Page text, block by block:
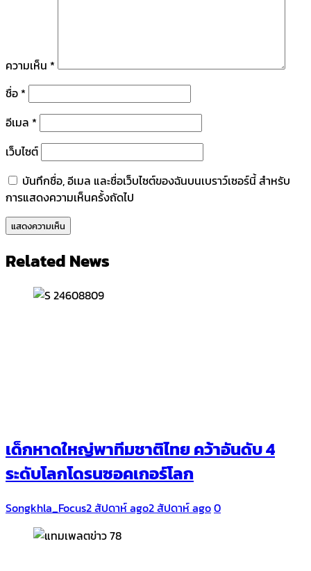
ความเห็น *
ชื่อ *
อีเมล *
เว็บไซต์
บันทึกชื่อ, อีเมล และชื่อเว็บไซต์ของฉันบนเบราว์เซอร์นี้ สำหรับ
การแสดงความเห็นครั้งถัดไป
Related News
เด็กหาดใหญ่พาทีมชาติไทย คว้าอันดับ 4
ระดับโลกโดรนซอคเกอร์โลก
Songkhla_Focus2 สัปดาห์ ago2 สัปดาห์ ago0